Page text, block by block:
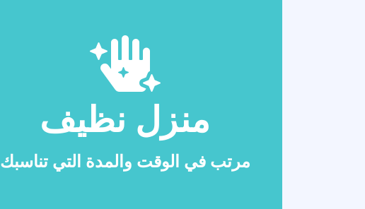
منزل نظيف
مرتب في الوقت والمدة التي تناسبك